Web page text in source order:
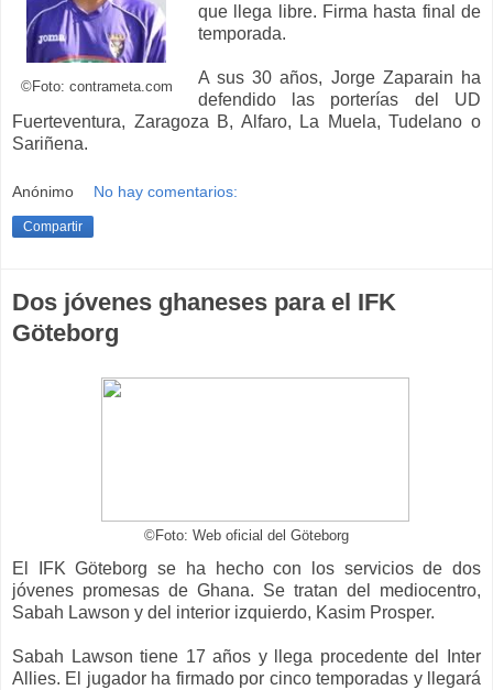
©Foto: contrameta.com
que llega libre. Firma hasta final de
temporada.
A sus 30 años, Jorge Zaparain ha
defendido las porterías del UD
Fuerteventura, Zaragoza B, Alfaro, La Muela, Tudelano o
Sariñena.
Anónimo No hay comentarios:
Compartir
Dos jóvenes ghaneses para el IFK
Göteborg
©Foto: Web oficial del Göteborg
El IFK Göteborg se ha hecho con los servicios de dos
jóvenes promesas de Ghana. Se tratan del mediocentro,
Sabah Lawson y del interior izquierdo, Kasim Prosper.
Sabah Lawson tiene 17 años y llega procedente del Inter
Allies. El jugador ha firmado por cinco temporadas y llegará